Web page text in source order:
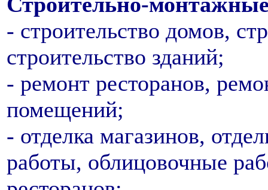
- строительство домов,
строительство зданий;
- ремонт ресторанов,
помещений;
- отделка магазинов,
работы, облицовочные